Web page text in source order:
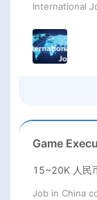
International
Game
15~20K 人民
Job in China